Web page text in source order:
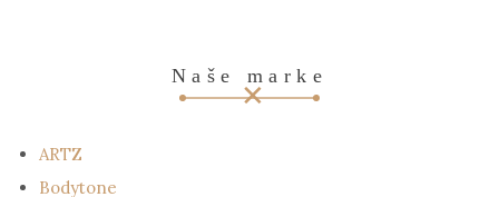
Naše marke
ARTZ
Bodytone